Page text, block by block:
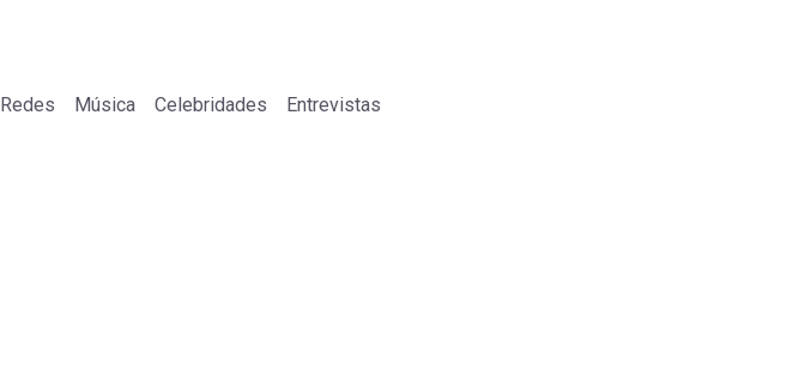
Redes Música Celebridades Entrevistas